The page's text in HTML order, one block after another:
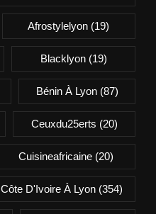
Afrostylelyon (19)
Blacklyon(19)
Bénin À Lyon(87)
Ceuxdu25erts (20)
Cuisineafricaine (20)
Côte D'Ivoire À Lyon(354)